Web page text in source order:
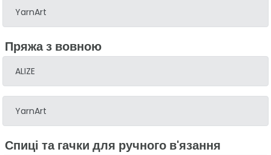
YarnArt
Пряжа з вовною
ALIZE
YarnArt
Спиці та гачки для ручного в'язання